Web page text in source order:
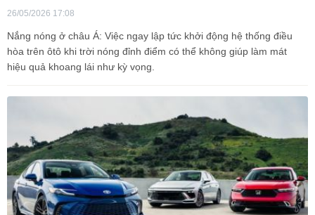
26/05/2026 17:08
Nắng nóng ở châu Á: Việc ngay lập tức khởi động hệ thống điều
hòa trên ôtô khi trời nóng đỉnh điểm có thể không giúp làm mát
hiệu quả khoang lái như kỳ vọng.